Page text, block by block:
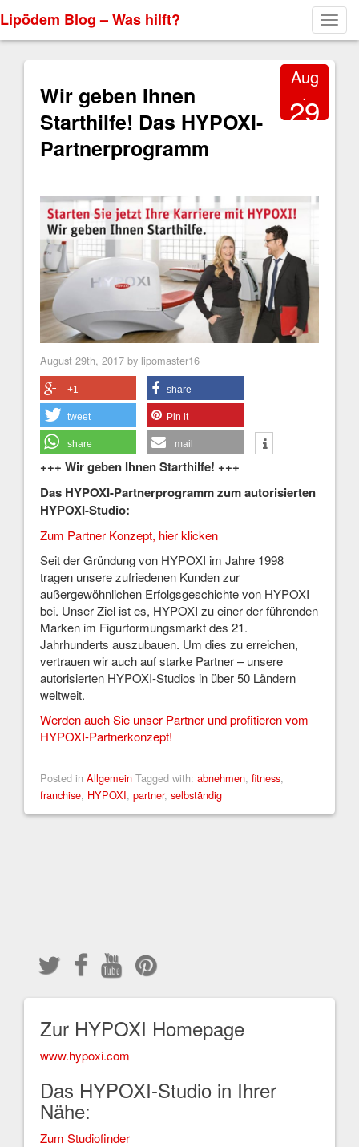
Lipödem Blog – Was hilft?
Wir geben Ihnen
Starthilfe! Das HYPOXI-
Partnerprogramm
Aug
.
29
August 29th, 2017 by lipomaster16
+1 share
tweet Pin it
share mail
+++ Wir geben Ihnen Starthilfe! +++
Das HYPOXI-Partnerprogramm zum autorisierten
HYPOXI-Studio:
Zum Partner Konzept, hier klicken
Seit der Gründung von HYPOXI im Jahre 1998
tragen unsere zufriedenen Kunden zur
außergewöhnlichen Erfolgsgeschichte von HYPOXI
bei. Unser Ziel ist es, HYPOXI zu einer der führenden
Marken im Figurformungsmarkt des 21.
Jahrhunderts auszubauen. Um dies zu erreichen,
vertrauen wir auch auf starke Partner – unsere
autorisierten HYPOXI-Studios in über 50 Ländern
weltweit.
Werden auch Sie unser Partner und profitieren vom
HYPOXI-Partnerkonzept!
Posted in Allgemein Tagged with: abnehmen, fitness,
franchise, HYPOXI, partner, selbständig
Zur HYPOXI Homepage
www.hypoxi.com
Das HYPOXI-Studio in Ihrer
Nähe:
Zum Studiofinder